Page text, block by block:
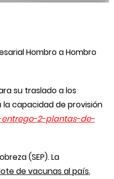
Hombro a Hombro
su traslado a los
capacidad de provisión
entrego-2-plantas-de-
(SEP). La
de vacunas al país,